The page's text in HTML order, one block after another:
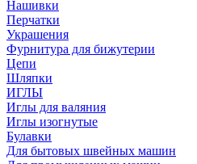
Нашивки
Перчатки
Украшения
Фурнитура для бижутерии
Цепи
Шляпки
ИГЛЫ
Иглы для валяния
Иглы изогнутые
Булавки
Для бытовых швейных машин